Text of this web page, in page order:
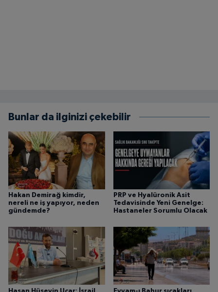
Bunlar da ilginizi çekebilir
Hakan Demirağ kimdir,
nereli ne iş yapıyor, neden
gündemde?
PRP ve Hyalüronik Asit
Tedavisinde Yeni Genelge:
Hastaneler Sorumlu Olacak